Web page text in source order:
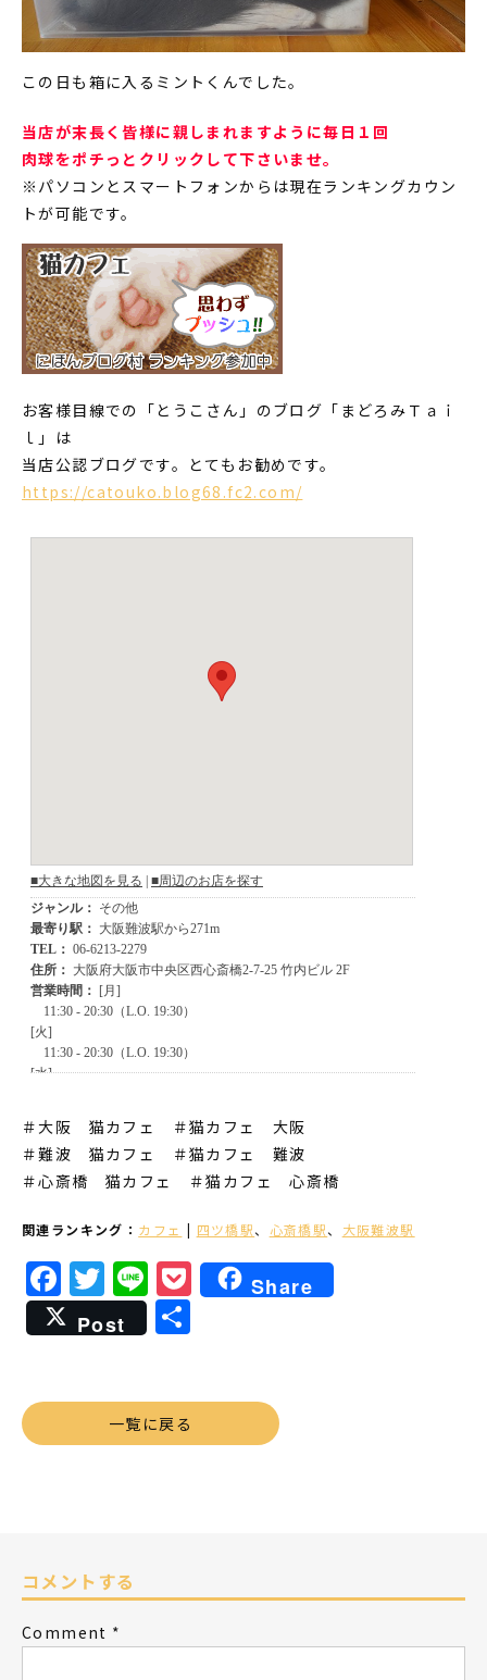
この日も箱に入るミントくんでした。
当店が末長く皆様に親しまれますように毎日１回
肉球をポチっとクリックして下さいませ。
※パソコンとスマートフォンからは現在ランキングカウン
トが可能です。
お客様目線での「とうこさん」のブログ「まどろみＴａｉ
ｌ」は
当店公認ブログです。とてもお勧めです。
https://catouko.blog68.fc2.com/
＃大阪 猫カフェ ＃猫カフェ 大阪
＃難波 猫カフェ
＃猫カフェ 難波
＃心斎橋 猫カフェ
＃猫カフェ 心斎橋
関連ランキング： カフェ | 四ツ橋駅、 心斎橋駅、 大阪難波駅
Facebook
Twitter
LinePocket
Share
Post
共
一覧に戻る
コメントする
Comment *